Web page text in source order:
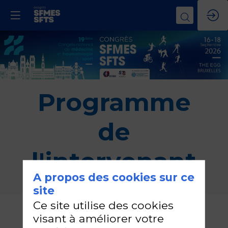
Programme
de
l'intervenant
Maud
PASQUIER
A propos des cookies sur ce
site
Ce site utilise des cookies
visant à améliorer votre